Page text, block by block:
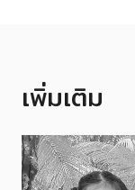
เพิ่มเติม